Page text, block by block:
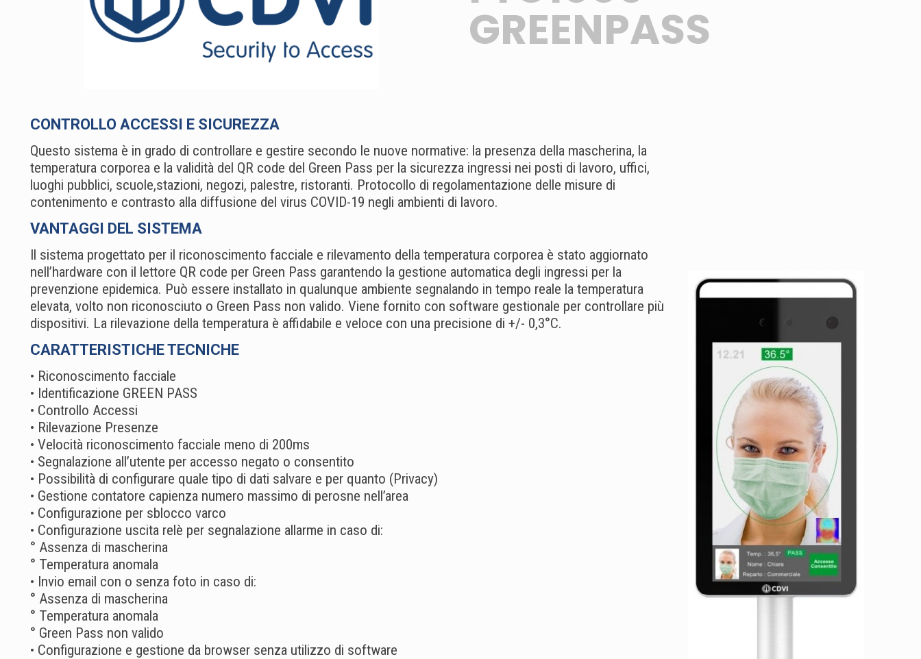
GREENPASS
CONTROLLO ACCESSI E SICUREZZA
Questo sistema è in grado di controllare e gestire secondo le nuove normative: la presenza della mascherina, la
temperatura corporea e la validità del QR code del Green Pass per la sicurezza ingressi nei posti di lavoro, uffici,
luoghi pubblici, scuole,stazioni, negozi, palestre, ristoranti. Protocollo di regolamentazione delle misure di
contenimento e contrasto alla diffusione del virus COVID-19 negli ambienti di lavoro.
VANTAGGI DEL SISTEMA
Il sistema progettato per il riconoscimento facciale e rilevamento della temperatura corporea è stato aggiornato
nell’hardware con il lettore QR code per Green Pass garantendo la gestione automatica degli ingressi per la
prevenzione epidemica. Può essere installato in qualunque ambiente segnalando in tempo reale la temperatura
elevata, volto non riconosciuto o Green Pass non valido. Viene fornito con software gestionale per controllare più
dispositivi. La rilevazione della temperatura è affidabile e veloce con una precisione di +/- 0,3°C.
CARATTERISTICHE TECNICHE
• Riconoscimento facciale
• Identificazione GREEN PASS
• Controllo Accessi
• Rilevazione Presenze
• Velocità riconoscimento facciale meno di 200ms
• Segnalazione all’utente per accesso negato o consentito
• Possibilità di configurare quale tipo di dati salvare e per quanto (Privacy)
• Gestione contatore capienza numero massimo di perosne nell’area
• Configurazione per sblocco varco
• Configurazione uscita relè per segnalazione allarme in caso di:
° Assenza di mascherina
° Temperatura anomala
• Invio email con o senza foto in caso di:
° Assenza di mascherina
° Temperatura anomala
° Green Pass non valido
• Configurazione e gestione da browser senza utilizzo di software